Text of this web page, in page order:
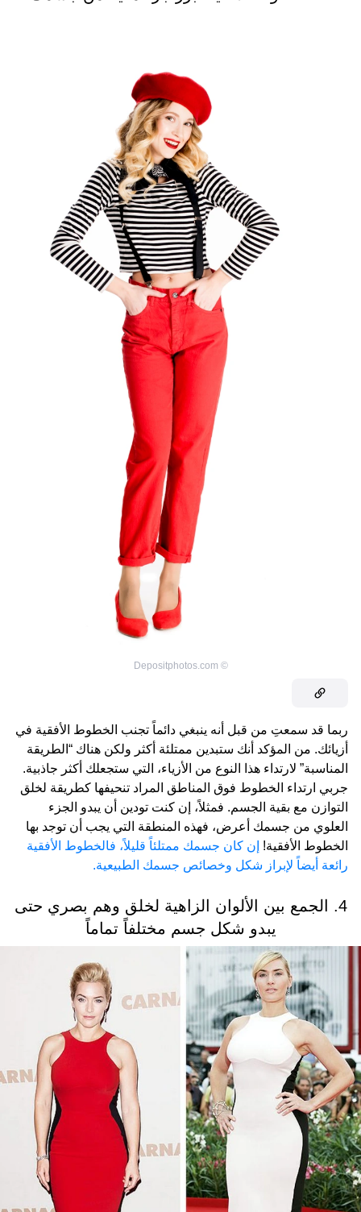
©
Depositphotos.com
ربما قد سمعتِ من قبل أنه ينبغي دائماً تجنب الخطوط الأفقية في
أزيائك. من المؤكد أنك ستبدين ممتلئة أكثر ولكن هناك “الطريقة
المناسبة” لارتداء هذا النوع من الأزياء، التي ستجعلك أكثر جاذبية.
جربي ارتداء الخطوط فوق المناطق المراد تنحيفها كطريقة لخلق
التوازن مع بقية الجسم. فمثلاً، إن كنت تودين أن يبدو الجزء
العلوي من جسمك أعرض، فهذه المنطقة التي يجب أن توجد بها
الخطوط الأفقية! إن كان جسمك ممتلئاً قليلاً، فالخطوط الأفقية
رائعة أيضاً لإبراز شكل وخصائص جسمك الطبيعية.
4. الجمع بين الألوان الزاهية لخلق وهم بصري حتى
يبدو شكل جسم مختلفاً تماماً